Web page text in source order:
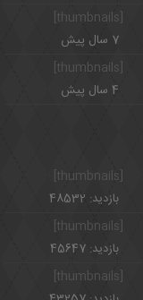
7 سال پیش
4 سال پیش
بازدید: 48532
[thumbnails]
بازدید: 45647